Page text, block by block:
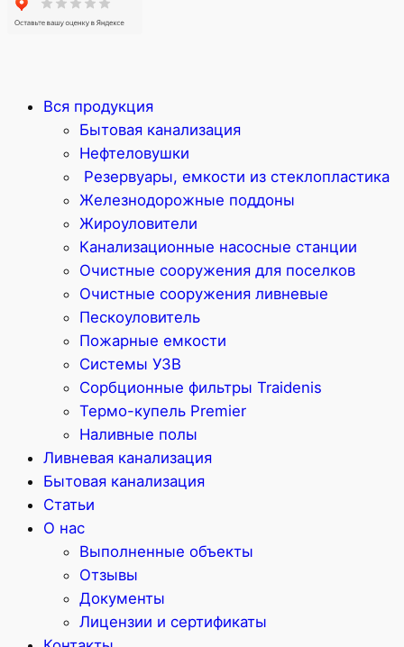
Вся продукция
Бытовая канализация
Нефтеловушки
Резервуары, емкости из стеклопластика
Железнодорожные поддоны
Жироуловители
Канализационные насосные станции
Очистные сооружения для поселков
Очистные сооружения ливневые
Пескоуловитель
Пожарные емкости
Системы УЗВ
Сорбционные фильтры Traidenis
Термо-купель Premier
Наливные полы
Ливневая канализация
Бытовая канализация
Статьи
О нас
Выполненные объекты
Отзывы
Документы
Лицензии и сертификаты